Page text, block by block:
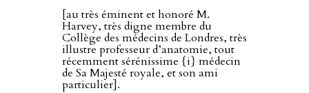
[au très éminent et honoré M.
Harvey, très digne membre du
Collège des médecins de Londres, très
illustre professeur d’anatomie, tout
récemment sérénissime {i} médecin
de Sa Majesté royale, et son ami
particulier].